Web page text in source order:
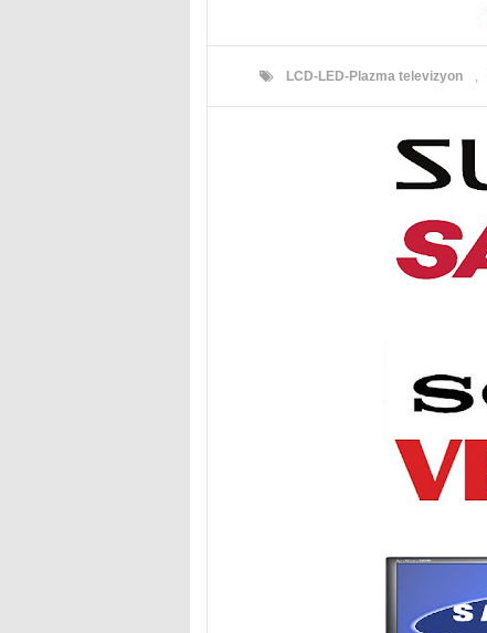
LCD-LED-Plazma televizyon ,